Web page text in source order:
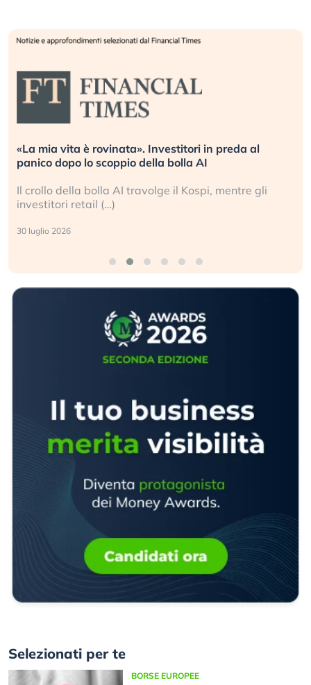
«La mia vita è rovinata». Investitori in preda al
panico dopo lo scoppio della bolla AI
Il crollo della bolla AI travolge il Kospi, mentre gli
investitori retail (…)
30 luglio 2026
Selezionati per te
BORSE EUROPEE